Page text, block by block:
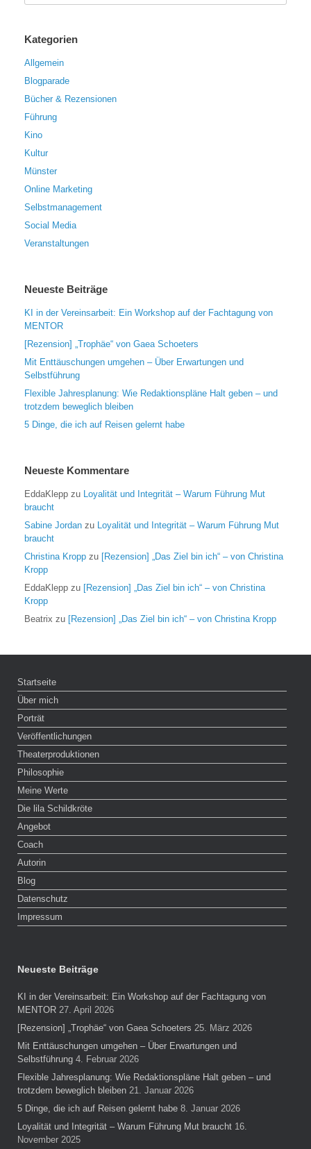
Kategorien
Allgemein
Blogparade
Bücher & Rezensionen
Führung
Kino
Kultur
Münster
Online Marketing
Selbstmanagement
Social Media
Veranstaltungen
Neueste Beiträge
KI in der Vereinsarbeit: Ein Workshop auf der Fachtagung von
MENTOR
[Rezension] „Trophäe“ von Gaea Schoeters
Mit Enttäuschungen umgehen – Über Erwartungen und
Selbstführung
Flexible Jahresplanung: Wie Redaktionspläne Halt geben – und
trotzdem beweglich bleiben
5 Dinge, die ich auf Reisen gelernt habe
Neueste Kommentare
EddaKlepp zu Loyalität und Integrität – Warum Führung Mut
braucht
Sabine Jordan zu Loyalität und Integrität – Warum Führung Mut
braucht
Christina Kropp zu [Rezension] „Das Ziel bin ich“ – von Christina
Kropp
EddaKlepp zu [Rezension] „Das Ziel bin ich“ – von Christina
Kropp
Beatrix zu [Rezension] „Das Ziel bin ich“ – von Christina Kropp
Startseite
Über mich
Porträt
Veröffentlichungen
Theaterproduktionen
Philosophie
Meine Werte
Die lila Schildkröte
Angebot
Coach
Autorin
Blog
Datenschutz
Impressum
Neueste Beiträge
KI in der Vereinsarbeit: Ein Workshop auf der Fachtagung von
MENTOR 27. April 2026
[Rezension] „Trophäe“ von Gaea Schoeters 25. März 2026
Mit Enttäuschungen umgehen – Über Erwartungen und
Selbstführung 4. Februar 2026
Flexible Jahresplanung: Wie Redaktionspläne Halt geben – und
trotzdem beweglich bleiben 21. Januar 2026
5 Dinge, die ich auf Reisen gelernt habe 8. Januar 2026
Loyalität und Integrität – Warum Führung Mut braucht 16.
November 2025